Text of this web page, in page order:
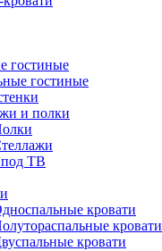
гостиные
гостиные
и полки
ТВ
кровати
кровати
кровати